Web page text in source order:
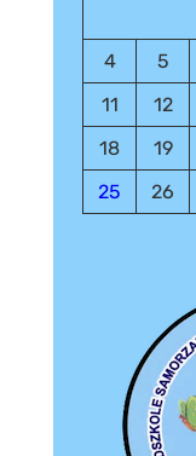
4
5
11
12
18
19
25
26